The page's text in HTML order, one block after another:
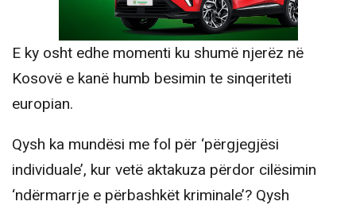
E ky osht edhe momenti ku shumë njerëz në
Kosovë e kanë humb besimin te sinqeriteti
europian.
Qysh ka mundësi me fol për ‘përgjegjësi
individuale’, kur vetë aktakuza përdor cilësimin
‘ndërmarrje e përbashkët kriminale’? Qysh